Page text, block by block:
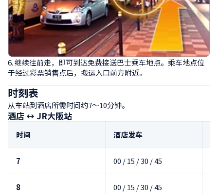
6. 继续往前走，即可到达免费接送巴士乘车地点。乘车地点位
于经过彩票销售点后，搬运入口前方附近。
时刻表
从车站到酒店所需时间约7～10分钟。
酒店 ↔ JR大阪站
时间 酒店发车
7 00 / 15 / 30 / 45
8 00 / 15 / 30 / 45